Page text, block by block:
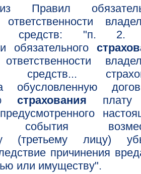
Правил
ответственности
средств: "п. 2.
обязательного
средств...
обусловленную
страхования плату
события
(третьему лицу)
причинения
или имуществу".